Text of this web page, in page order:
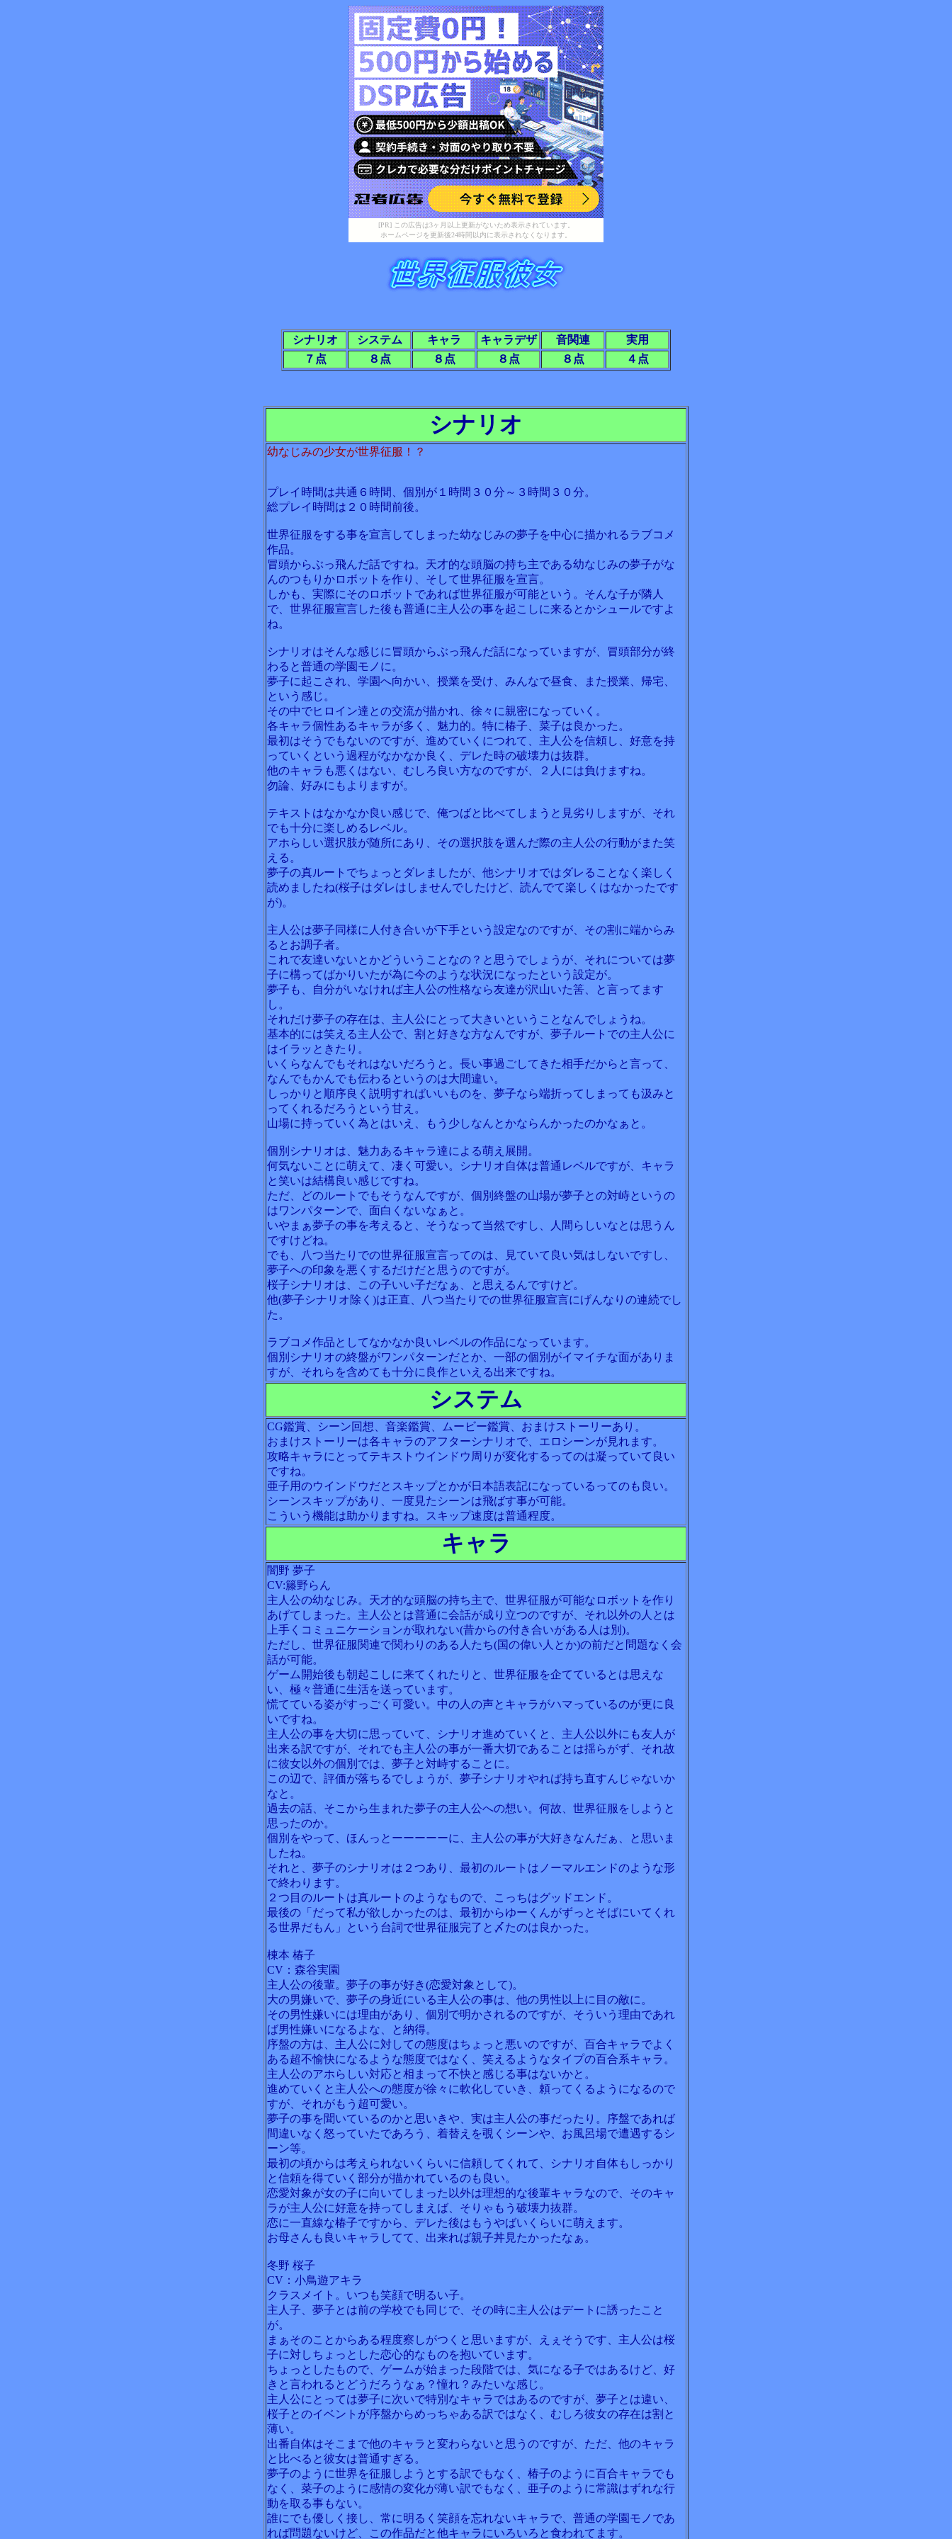
[PR] この広告は3ヶ月以上更新がないため表示されています。
ホームページを更新後24時間以内に表示されなくなります。
シナリオ システム キャラ キャラデザ 音関連
実用
７点
８点 ８点 ８点 ８点 ４点
シナリオ
幼なじみの少女が世界征服！？
プレイ時間は共通６時間、個別が１時間３０分～３時間３０分。
総プレイ時間は２０時間前後。
世界征服をする事を宣言してしまった幼なじみの夢子を中心に描かれるラブコメ
作品。
冒頭からぶっ飛んだ話ですね。天才的な頭脳の持ち主である幼なじみの夢子がな
んのつもりかロボットを作り、そして世界征服を宣言。
しかも、実際にそのロボットであれば世界征服が可能という。そんな子が隣人
で、世界征服宣言した後も普通に主人公の事を起こしに来るとかシュールですよ
ね。
シナリオはそんな感じに冒頭からぶっ飛んだ話になっていますが、冒頭部分が終
わると普通の学園モノに。
夢子に起こされ、学園へ向かい、授業を受け、みんなで昼食、また授業、帰宅、
という感じ。
その中でヒロイン達との交流が描かれ、徐々に親密になっていく。
各キャラ個性あるキャラが多く、魅力的。特に椿子、菜子は良かった。
最初はそうでもないのですが、進めていくにつれて、主人公を信頼し、好意を持
っていくという過程がなかなか良く、デレた時の破壊力は抜群。
他のキャラも悪くはない、むしろ良い方なのですが、２人には負けますね。
勿論、好みにもよりますが。
テキストはなかなか良い感じで、俺つばと比べてしまうと見劣りしますが、それ
でも十分に楽しめるレベル。
アホらしい選択肢が随所にあり、その選択肢を選んだ際の主人公の行動がまた笑
える。
夢子の真ルートでちょっとダレましたが、他シナリオではダレることなく楽しく
読めましたね(桜子はダレはしませんでしたけど、読んでて楽しくはなかったです
が)。
主人公は夢子同様に人付き合いが下手という設定なのですが、その割に端からみ
るとお調子者。
これで友達いないとかどういうことなの？と思うでしょうが、それについては夢
子に構ってばかりいたが為に今のような状況になったという設定が。
夢子も、自分がいなければ主人公の性格なら友達が沢山いた筈、と言ってます
し。
それだけ夢子の存在は、主人公にとって大きいということなんでしょうね。
基本的には笑える主人公で、割と好きな方なんですが、夢子ルートでの主人公に
はイラッときたり。
いくらなんでもそれはないだろうと。長い事過ごしてきた相手だからと言って、
なんでもかんでも伝わるというのは大間違い。
しっかりと順序良く説明すればいいものを、夢子なら端折ってしまっても汲みと
ってくれるだろうという甘え。
山場に持っていく為とはいえ、もう少しなんとかならんかったのかなぁと。
個別シナリオは、魅力あるキャラ達による萌え展開。
何気ないことに萌えて、凄く可愛い。シナリオ自体は普通レベルですが、キャラ
と笑いは結構良い感じですね。
ただ、どのルートでもそうなんですが、個別終盤の山場が夢子との対峙というの
はワンパターンで、面白くないなぁと。
いやまぁ夢子の事を考えると、そうなって当然ですし、人間らしいなとは思うん
ですけどね。
でも、八つ当たりでの世界征服宣言ってのは、見ていて良い気はしないですし、
夢子への印象を悪くするだけだと思うのですが。
桜子シナリオは、この子いい子だなぁ、と思えるんですけど。
他(夢子シナリオ除く)は正直、八つ当たりでの世界征服宣言にげんなりの連続でし
た。
ラブコメ作品としてなかなか良いレベルの作品になっています。
個別シナリオの終盤がワンパターンだとか、一部の個別がイマイチな面がありま
すが、それらを含めても十分に良作といえる出来ですね。
システム
CG鑑賞、シーン回想、音楽鑑賞、ムービー鑑賞、おまけストーリーあり。
おまけストーリーは各キャラのアフターシナリオで、エロシーンが見れます。
攻略キャラにとってテキストウインドウ周りが変化するってのは凝っていて良い
ですね。
亜子用のウインドウだとスキップとかが日本語表記になっているってのも良い。
シーンスキップがあり、一度見たシーンは飛ばす事が可能。
こういう機能は助かりますね。スキップ速度は普通程度。
キャラ
闇野 夢子
CV:籐野らん
主人公の幼なじみ。天才的な頭脳の持ち主で、世界征服が可能なロボットを作り
あげてしまった。主人公とは普通に会話が成り立つのですが、それ以外の人とは
上手くコミュニケーションが取れない(昔からの付き合いがある人は別)。
ただし、世界征服関連で関わりのある人たち(国の偉い人とか)の前だと問題なく会
話が可能。
ゲーム開始後も朝起こしに来てくれたりと、世界征服を企てているとは思えな
い、極々普通に生活を送っています。
慌てている姿がすっごく可愛い。中の人の声とキャラがハマっているのが更に良
いですね。
主人公の事を大切に思っていて、シナリオ進めていくと、主人公以外にも友人が
出来る訳ですが、それでも主人公の事が一番大切であることは揺らがず、それ故
に彼女以外の個別では、夢子と対峙することに。
この辺で、評価が落ちるでしょうが、夢子シナリオやれば持ち直すんじゃないか
なと。
過去の話、そこから生まれた夢子の主人公への想い。何故、世界征服をしようと
思ったのか。
個別をやって、ほんっとーーーーーに、主人公の事が大好きなんだぁ、と思いま
したね。
それと、夢子のシナリオは２つあり、最初のルートはノーマルエンドのような形
で終わります。
２つ目のルートは真ルートのようなもので、こっちはグッドエンド。
最後の「だって私が欲しかったのは、最初からゆーくんがずっとそばにいてくれ
る世界だもん」という台詞で世界征服完了と〆たのは良かった。
棟本 椿子
CV：森谷実園
主人公の後輩。夢子の事が好き(恋愛対象として)。
大の男嫌いで、夢子の身近にいる主人公の事は、他の男性以上に目の敵に。
その男性嫌いには理由があり、個別で明かされるのですが、そういう理由であれ
ば男性嫌いになるよな、と納得。
序盤の方は、主人公に対しての態度はちょっと悪いのですが、百合キャラでよく
ある超不愉快になるような態度ではなく、笑えるようなタイプの百合系キャラ。
主人公のアホらしい対応と相まって不快と感じる事はないかと。
進めていくと主人公への態度が徐々に軟化していき、頼ってくるようになるので
すが、それがもう超可愛い。
夢子の事を聞いているのかと思いきや、実は主人公の事だったり。序盤であれば
間違いなく怒っていたであろう、着替えを覗くシーンや、お風呂場で遭遇するシ
ーン等。
最初の頃からは考えられないくらいに信頼してくれて、シナリオ自体もしっかり
と信頼を得ていく部分が描かれているのも良い。
恋愛対象が女の子に向いてしまった以外は理想的な後輩キャラなので、そのキャ
ラが主人公に好意を持ってしまえば、そりゃもう破壊力抜群。
恋に一直線な椿子ですから、デレた後はもうやばいくらいに萌えます。
お母さんも良いキャラしてて、出来れば親子丼見たかったなぁ。
冬野 桜子
CV：小鳥遊アキラ
クラスメイト。いつも笑顔で明るい子。
主人子、夢子とは前の学校でも同じで、その時に主人公はデートに誘ったこと
が。
まぁそのことからある程度察しがつくと思いますが、えぇそうです、主人公は桜
子に対しちょっとした恋心的なものを抱いています。
ちょっとしたもので、ゲームが始まった段階では、気になる子ではあるけど、好
きと言われるとどうだろうなぁ？憧れ？みたいな感じ。
主人公にとっては夢子に次いで特別なキャラではあるのですが、夢子とは違い、
桜子とのイベントが序盤からめっちゃある訳ではなく、むしろ彼女の存在は割と
薄い。
出番自体はそこまで他のキャラと変わらないと思うのですが、ただ、他のキャラ
と比べると彼女は普通すぎる。
夢子のように世界を征服しようとする訳でもなく、椿子のように百合キャラでも
なく、菜子のように感情の変化が薄い訳でもなく、亜子のように常識はずれな行
動を取る事もない。
誰にでも優しく接し、常に明るく笑顔を忘れないキャラで、普通の学園モノであ
れば問題ないけど、この作品だと他キャラにいろいろと食われてます。